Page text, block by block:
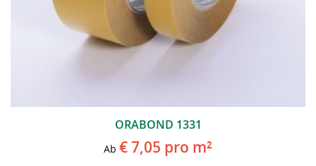
ORABOND 1331
Ab € 7,05 pro m²